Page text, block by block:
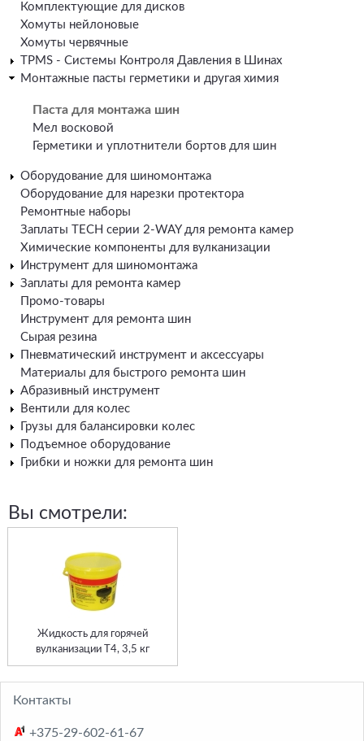
Комплектующие для дисков
Хомуты нейлоновые
Хомуты червячные
TPMS - Системы Контроля Давления в Шинах
Монтажные пасты герметики и другая химия
Паста для монтажа шин
Мел восковой
Герметики и уплотнители бортов для шин
Оборудование для шиномонтажа
Оборудование для нарезки протектора
Ремонтные наборы
Заплаты TECH серии 2-WAY для ремонта камер
Химические компоненты для вулканизации
Инструмент для шиномонтажа
Заплаты для ремонта камер
Промо-товары
Инструмент для ремонта шин
Сырая резина
Пневматический инструмент и аксессуары
Материалы для быстрого ремонта шин
Абразивный инструмент
Вентили для колес
Грузы для балансировки колес
Подъемное оборудование
Грибки и ножки для ремонта шин
Вы смотрели:
Жидкость для горячей
вулканизации Т4, 3,5 кг
Контакты
+375-29-602-61-67